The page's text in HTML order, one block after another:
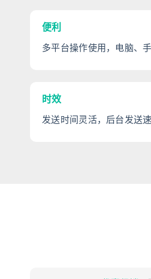
便利
多平台操作使用，电脑、
时效
发送时间灵活，后台发送